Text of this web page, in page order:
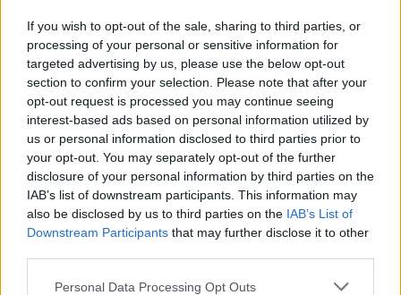
If you wish to opt-out of the sale, sharing to third parties, or
processing of your personal or sensitive information for
targeted advertising by us, please use the below opt-out
section to confirm your selection. Please note that after your
opt-out request is processed you may continue seeing
interest-based ads based on personal information utilized by
us or personal information disclosed to third parties prior to
your opt-out. You may separately opt-out of the further
disclosure of your personal information by third parties on the
IAB’s list of downstream participants. This information may
also be disclosed by us to third parties on the IAB’s List of
Downstream Participants that may further disclose it to other
Personal Data Processing Opt Outs